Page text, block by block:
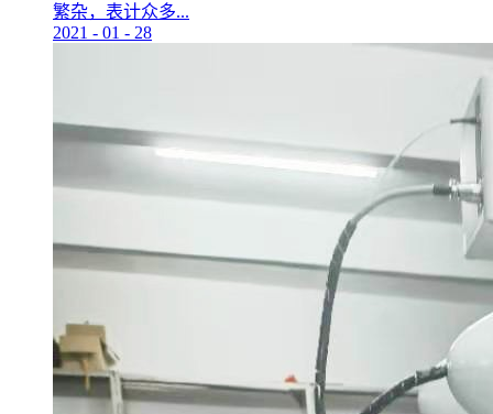
繁杂，表计众多...
2021 - 01 - 28